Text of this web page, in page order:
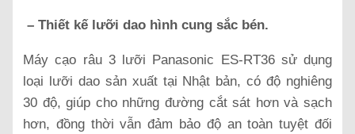
– Thiết kế lưỡi dao hình cung sắc bén.
Máy cạo râu 3 lưỡi Panasonic ES-RT36 sử dụng
loại lưỡi dao sản xuất tại Nhật bản, có độ nghiêng
30 độ, giúp cho những đường cắt sát hơn và sạch
hơn, đồng thời vẫn đảm bảo độ an toàn tuyệt đối